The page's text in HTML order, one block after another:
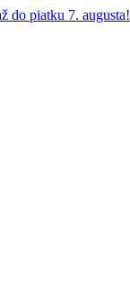
do piatku 7. augusta!